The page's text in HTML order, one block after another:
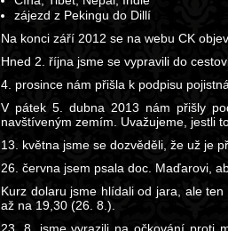
zájezd z Pekingu do Dillí
Na konci září 2012 se na webu CK
Hned 2. října jsme se vypravili do
4. prosince nám přišla k podpisu
V pátek 5. dubna 2013 nám přišly
navštíveným zemím. Uvažujeme, jestli
13. května jsme se dozvěděli, že už je
26. června jsem psala doc. Maďarovi,
Kurz dolaru jsme hlídali od jara, ale
až na 19,30 (26. 8.).